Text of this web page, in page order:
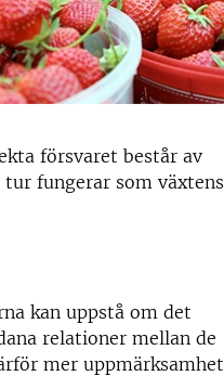
försvaret består av
fungerar som växtens
kan uppstå om det
relationer mellan de
mer uppmärksamhet